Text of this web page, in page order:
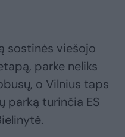
sostinės viešojo
parke neliks
o Vilnius taps
parką turinčia ES